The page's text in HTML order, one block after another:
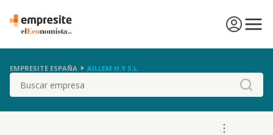
EMPRESITE ESPAÑA AILLEM H.Y S.L.
Buscar